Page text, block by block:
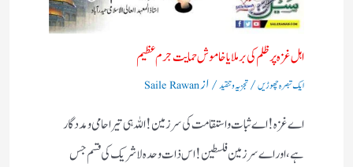
اہل غزہ پر ظلم کی برملا یا خاموش حمایت جرم عظیم
ایک تبصرہ چھوڑیں/تجزیہ و تنقید/ ازSaile Rawan
اے غزہ! اے ثبات واستقامت کی سرزمین! اللہ ہی تیرا حامی ومددگار
ہے، اور اے سرزمین فلسطین! اس ذات وحدہ لاشریک کی قسم جس